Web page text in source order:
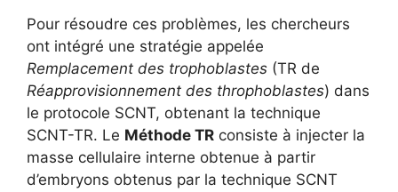
Pour résoudre ces problèmes, les chercheurs
ont intégré une stratégie appelée
Remplacement des trophoblastes (TR de
Réapprovisionnement des throphoblastes) dans
le protocole SCNT, obtenant la technique
SCNT-TR. Le Méthode TR consiste à injecter la
masse cellulaire interne obtenue à partir
d’embryons obtenus par la technique SCNT